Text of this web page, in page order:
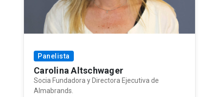
Panelista
Carolina Altschwager
Socia Fundadora y Directora Ejecutiva de
Almabrands.